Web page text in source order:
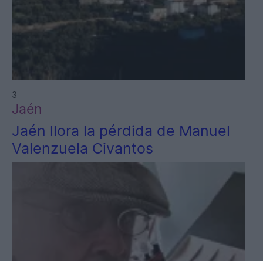
3
Jaén
Jaén llora la pérdida de Manuel
Valenzuela Civantos